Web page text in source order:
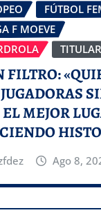
FÚTBOL
F MOEVE
FILTRO:
MEJOR
Ago 8,